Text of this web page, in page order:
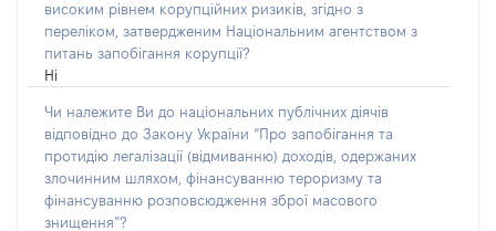
високим рівнем корупційних ризиків, згідно з
переліком, затвердженим Національним агентством з
питань запобігання корупції?
Ні
Чи належите Ви до національних публічних діячів
відповідно до Закону України “Про запобігання та
протидію легалізації (відмиванню) доходів, одержаних
злочинним шляхом, фінансуванню тероризму та
фінансуванню розповсюдження зброї масового
знищення”?